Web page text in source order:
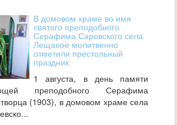
В домовом храме во имя
святого преподобного
Серафима Саровского села
Лещаное молитвенно
отметили престольный
праздник
1 августа, в день памяти
преподобного Серафима
(1903), в домовом храме села